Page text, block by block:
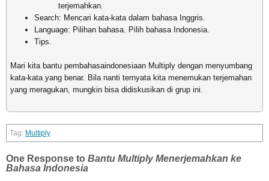
terjemahkan.
Search: Mencari kata-kata dalam bahasa Inggris.
Language: Pilihan bahasa. Pilih bahasa Indonesia.
Tips.
Mari kita bantu pembahasaindonesiaan Multiply dengan menyumbang
kata-kata yang benar. Bila nanti ternyata kita menemukan terjemahan
yang meragukan, mungkin bisa didiskusikan di grup ini.
Multiply
One Response to Bantu Multiply Menerjemahkan ke
Bahasa Indonesia